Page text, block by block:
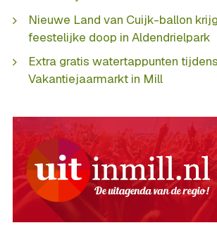
Nieuwe Land van Cuijk-ballon
feestelijke doop in Aldendrielpark
Extra gratis watertappunten
Vakantiejaarmarkt in Mill